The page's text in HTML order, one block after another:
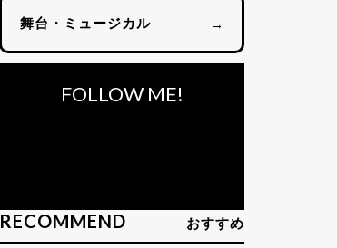
舞台・ミュージカル →
FOLLOW ME!
RECOMMEND おすすめ